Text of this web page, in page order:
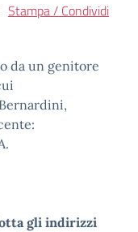
Stampa / Condividi
da un genitore
gli indirizzi